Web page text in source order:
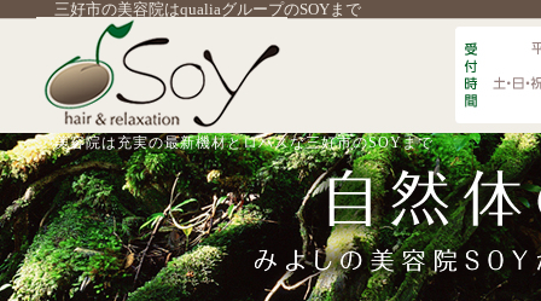
三好市の美容院はqualiaグループのSOYまで
美容院は充実の最新機材とロハスな三好市のSOYまで